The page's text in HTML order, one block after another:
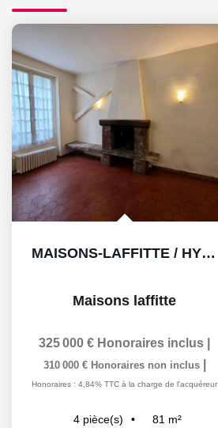
MAISONS-LAFFITTE / HYPERCENTRE / OPPORTUNITÉ RARE
Maisons laffitte
325 000 € Honoraires inclus
310 000 € Honoraires non inclus
Honoraires : 4,84% TTC à la charge de l'acquéreur
4 pièce(s) 81 m²